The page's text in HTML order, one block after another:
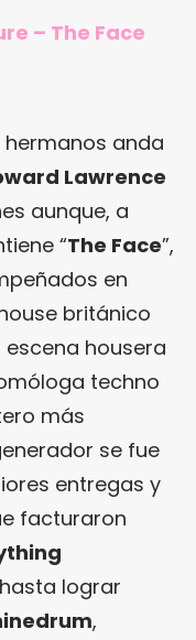
– The Face
hermanos anda
Lawrence
aunque, a
“The Face”,
en
británico
housera
techno
más
se fue
entregas y
facturaron
lograr
,